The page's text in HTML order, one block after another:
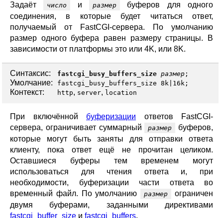
Задаёт число и размер
буферов для одного
соединения, в которые будет читаться ответ,
получаемый от FastCGI-сервера. По умолчанию
размер одного буфера равен размеру страницы. В
зависимости от платформы это или 4K, или 8K.
Синтаксис: fastcgi_busy_buffers_size размер ;
Умолчание: fastcgi_busy_buffers_size 8k|16k;
Контекст: http, server, location
При включённой буферизации ответов FastCGI-
сервера, ограничивает суммарный
размер
буферов,
которые могут быть заняты для отправки ответа
клиенту, пока ответ ещё не прочитан целиком.
Оставшиеся буферы тем временем могут
использоваться для чтения ответа и, при
необходимости, буферизации части ответа во
временный файл. По умолчанию
размер
ограничен
двумя буферами, заданными директивами
fastcgi_buffer_size и fastcgi_buffers.